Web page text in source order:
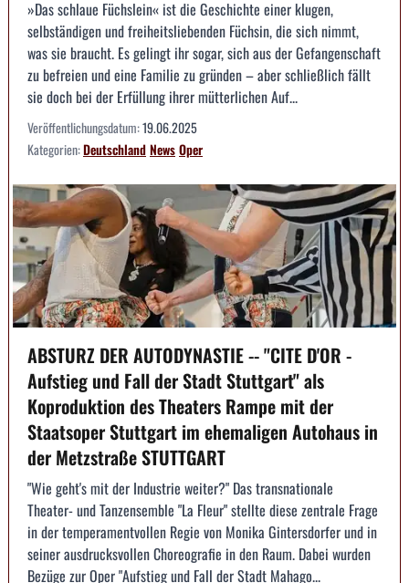
»Das schlaue Füchslein« ist die Geschichte einer klugen,
selbständigen und freiheitsliebenden Füchsin, die sich nimmt,
was sie braucht. Es gelingt ihr sogar, sich aus der Gefangenschaft
zu befreien und eine Familie zu gründen – aber schließlich fällt
sie doch bei der Erfüllung ihrer mütterlichen Auf...
Veröffentlichungsdatum:19.06.2025
Kategorien:DeutschlandNewsOper
ABSTURZ DER AUTODYNASTIE -- "CITE D'OR -
Aufstieg und Fall der Stadt Stuttgart" als
Koproduktion des Theaters Rampe mit der
Staatsoper Stuttgart im ehemaligen Autohaus in
der Metzstraße STUTTGART
"Wie geht's mit der Industrie weiter?" Das transnationale
Theater- und Tanzensemble "La Fleur" stellte diese zentrale Frage
in der temperamentvollen Regie von Monika Gintersdorfer und in
seiner ausdrucksvollen Choreografie in den Raum. Dabei wurden
Bezüge zur Oper "Aufstieg und Fall der Stadt Mahago...